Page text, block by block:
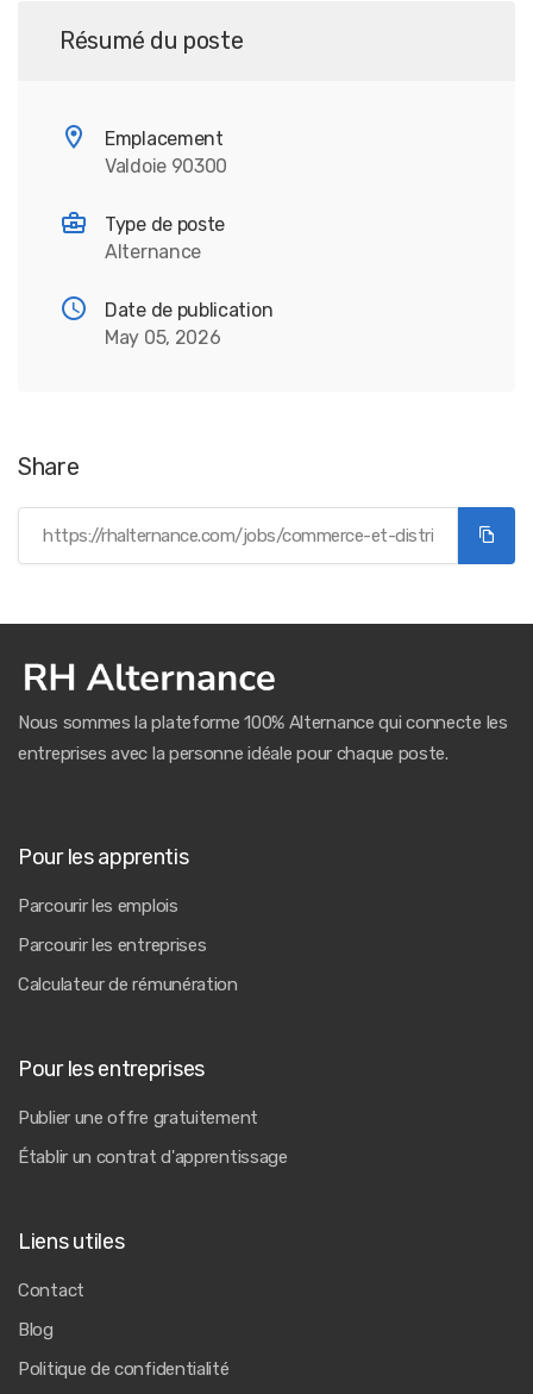
Résumé du poste
Emplacement
Valdoie 90300
Type de poste
Alternance
Date de publication
May 05, 2026
Share
Nous sommes la plateforme 100% Alternance qui connecte les
entreprises avec la personne idéale pour chaque poste.
Pour les apprentis
Parcourir les emplois
Parcourir les entreprises
Calculateur de rémunération
Pour les entreprises
Publier une offre gratuitement
Établir un contrat d'apprentissage
Liens utiles
Contact
Blog
Politique de confidentialité